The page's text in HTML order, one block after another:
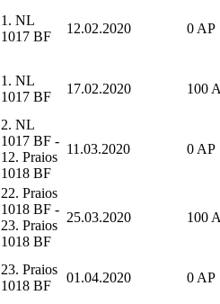
1. NL
1017 BF
12.02.2020 0 AP
1. NL
1017 BF
17.02.2020 100
2. NL
1017 BF -
12. Praios
1018 BF
11.03.2020 0 AP
22. Praios
1018 BF -
23. Praios
1018 BF
25.03.2020 100
23. Praios
1018 BF
01.04.2020 0 AP